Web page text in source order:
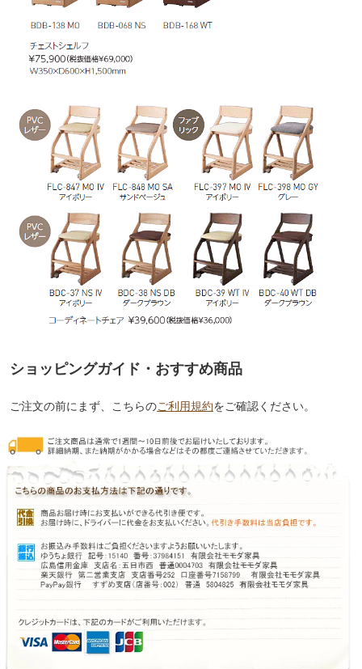
ショッピングガイド・おすすめ商品
ご注文の前にまず、こちらのご利用規約をご確認ください。